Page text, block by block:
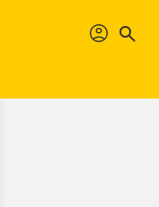
profil search